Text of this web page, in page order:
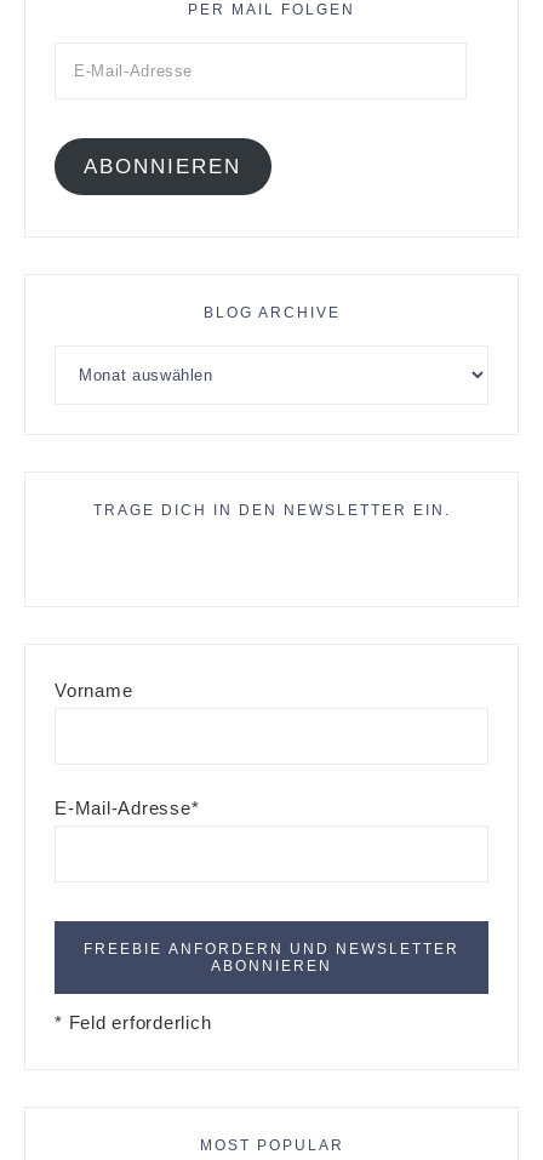
PER MAIL FOLGEN
ABONNIEREN
BLOG ARCHIVE
TRAGE DICH IN DEN NEWSLETTER EIN.
Vorname
E-Mail-Adresse*
* Feld erforderlich
MOST POPULAR